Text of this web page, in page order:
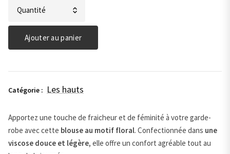
Blouse
imprimé
fleurie-
One
Ajouter au panier
Catégorie : Les hauts
Apportez une touche de fraicheur et de féminité à votre garde-
robe avec cette blouse au motif floral. Confectionnée dans une
viscose douce et légère, elle offre un confort agréable tout au